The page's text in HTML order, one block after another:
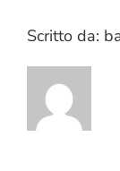
Scritto da: